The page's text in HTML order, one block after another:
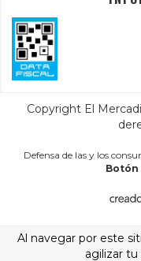
Al navegar por este
agilizar
Copyright El
Defensa de las y los